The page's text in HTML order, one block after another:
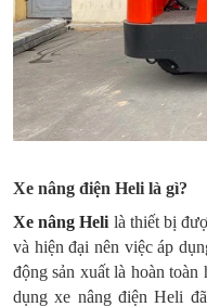
Xe nâng điện Heli là gì?
Xe nâng Heli là thiết bị
và hiện đại nên việc áp
động sản xuất là hoàn
dụng xe nâng điện Heli